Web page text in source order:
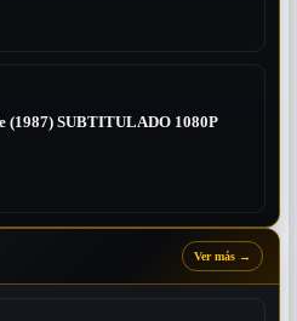
(1987) SUBTITULADO 1080P
Ver más →